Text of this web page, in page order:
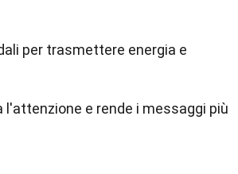
per trasmettere energia e
e rende i messaggi più